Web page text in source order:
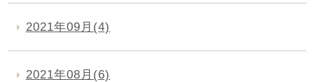
2021年09月(4)
2021年08月(6)